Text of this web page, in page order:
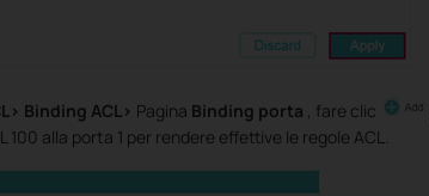
Binding ACL> Pagina Binding porta , fare clic
100 alla porta 1 per rendere effettive le regole ACL.